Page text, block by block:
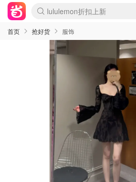
Sasa美妆护肤3.5折
SSENSE年中3折
FreshBeauty好价汇总
Cettire降价+叠9折
Farfetch折上8折
WWS Coles超市实拍
viagogo二手票捡漏
Myer清仓1折起
The Outnet奢牌1折起
David Jones 3折起
Flannels大牌1折
Perfumes Club护肤1折
AMIRO返校季6.2折
Oweek抽奖送Airpods
Amazon折扣汇总
eToro入金$200送$50
Amazon数码好物
ICONIC本周7.5折
ThedoubleF高奢地板价
Moose Knuckles 6折
丝芙兰5折起
EUFY官网3.7折起
Selenichast首饰2折
Trip机票酒店促销
YSL送5件彩妆礼
Amazon家居好物
BIGBANG巡演开票
David Jones时尚3折
Amazon美妆护肤
雅漾大喷$8
过敏原检测盒$33
伊索独家赠50ml沐浴露
科颜氏清仓3折
SEALIFE海洋馆门票6折
丝塔芙大白罐$16
订阅Newsletter送香薰
Cult Beauty 6.8折
Harrods圣诞日历2.3折
LN-CC奢牌私促3折
d'Alba空姐喷雾$16
EVE LOM套装逆天2折
Bernardelli独家4折
Adore Beauty 6折起
CT圣诞日历
Mytheresa奢品2.7折
Luxury Escapes 9折
Currentbody美容仪9折
卡诗9折+赠4件礼
MOON Garden Live
ALLSAINTS美衣3折
Roborock扫地机3.7折
Tingo Life水杯$24
Valentino官网5折
CR洗发护发6.3折
首页 抢好货 服饰